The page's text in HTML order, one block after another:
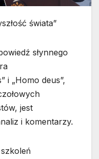
świata”
słynnego
i „Homo deus”,
jest
i komentarzy.